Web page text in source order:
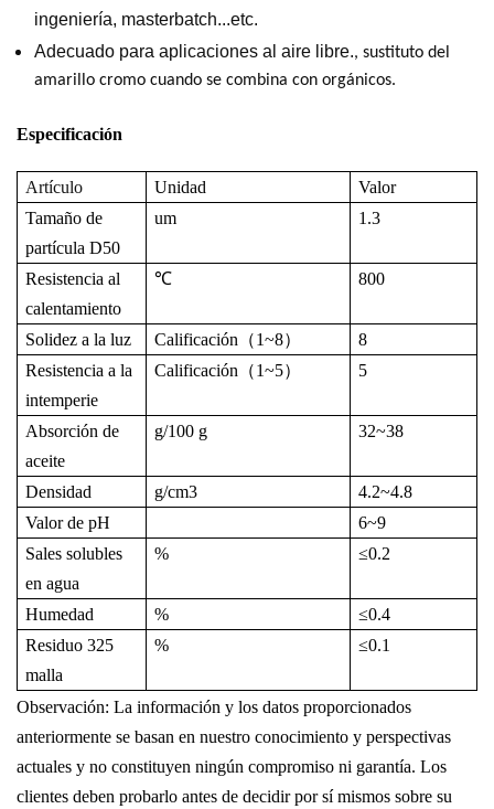
ingeniería, masterbatch...etc.
Adecuado para aplicaciones al aire libre., sustituto del
amarillo cromo cuando se combina con orgánicos.
Especificación
Artículo Unidad
Valor
Tamaño de
partícula D50
um 1.3
Resistencia al
calentamiento
℃ 800
Solidez a la luz Calificación （1~8）
8
Resistencia a la
intemperie
Calificación （1~5） 5
Absorción de
aceite
g/100 g 32~38
Densidad g/cm3
4.2~4.8
Valor de pH
6~9
Sales solubles
en agua
% ≤0.2
Humedad % ≤0.4
Residuo 325
malla
% ≤0.1
Observación: La información y los datos proporcionados
anteriormente se basan en nuestro conocimiento y perspectivas
actuales y no constituyen ningún compromiso ni garantía. Los
clientes deben probarlo antes de decidir por sí mismos sobre su